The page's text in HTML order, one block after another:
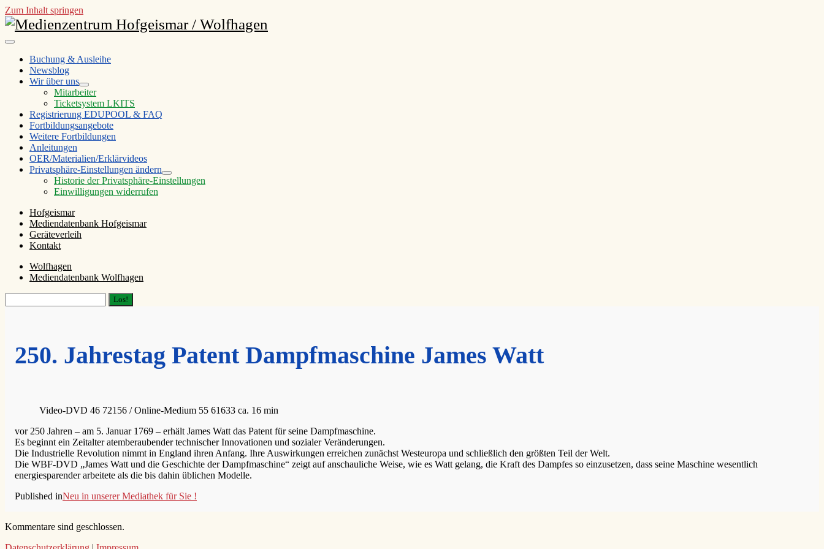
Zum Inhalt springen
Medienzentrum
Hofgeismar
Wolfhagen
open
primary
menu Buchung & Ausleihe
Newsblog
Wir über uns
open
child
menu
Mitarbeiter
Ticketsystem LKITS
Registrierung EDUPOOL & FAQ
Fortbildungsangebote
Weitere Fortbildungen
Anleitungen
OER/Materialien/Erklärvideos
Privatsphäre-Einstellungen ändern
open
child
Historie der Privatsphäre-Einstellungen
Einwilligungen widerrufen
Sidebar
Hofgeismar
Mediendatenbank Hofgeismar
Geräteverleih
Kontakt
Wolfhagen
Mediendatenbank Wolfhagen
250. Jahrestag Patent Dampfmaschine James Watt
Video-DVD 46 72156 / Online-Medium 55 61633 ca. 16 min
vor 250 Jahren – am 5. Januar 1769 – erhält James Watt das Patent für seine Dampfmaschine.
Es beginnt ein Zeitalter atemberaubender technischer Innovationen und sozialer Veränderungen.
Die Industrielle Revolution nimmt in England ihren Anfang. Ihre Auswirkungen erreichen zunächst Westeuropa und schließlich den größten Teil der Welt.
Die WBF-DVD „James Watt und die Geschichte der Dampfmaschine“ zeigt auf anschauliche Weise, wie es Watt gelang, die Kraft des Dampfes so einzusetzen, dass seine Maschine wesentlich
energiesparender arbeitete als die bis dahin üblichen Modelle.
Published inNeu in unserer Mediathek für Sie !
Kommentare sind geschlossen.